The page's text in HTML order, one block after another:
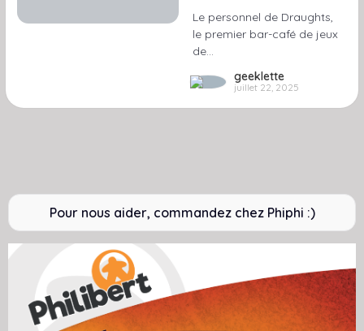
Le personnel de Draughts,
le premier bar-café de jeux
de…
geeklette
juillet 22, 2025
Pour nous aider, commandez chez Phiphi :)